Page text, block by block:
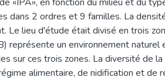
dans 2 ordres et 9 familles. La
Le lieu d'étude était divisé en trois
représente un environnement naturel
sur ces trois zones. La diversité de
alimentaire, de nidification et